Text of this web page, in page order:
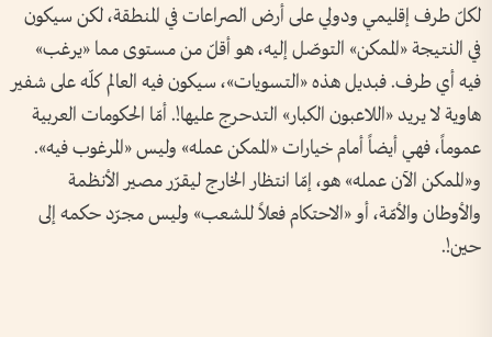
لكلّ طرف إقليمي ودولي على أرض الصراعات في المنطقة، لكن سيكون
في النتيجة «الممكن» التوصّل إليه، هو أقلّ من مستوى مما «يرغب»
فيه أي طرف. فبديل هذه «التسويات»، سيكون فيه العالم كلّه على شفير
هاوية لا يريد «اللاعبون الكبار» التدحرج عليها!. أمّا الحكومات العربية
عموماً، فهي أيضاً أمام خيارات «الممكن عمله» وليس «المرغوب فيه».
و«الممكن الآن عمله» هو، إمّا انتظار الخارج ليقرّر مصير الأنظمة
والأوطان والأمّة، أو «الاحتكام فعلاً للشعب» وليس مجرّد حكمه إلى
حين!.